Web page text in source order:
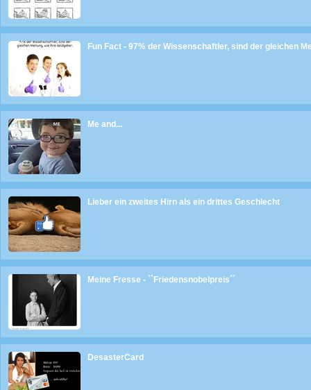
Fun Fact - 97% der Wissenschaftler, sind der gleichen
Me and...
Lieber ein zweites Hirn als ein drittes Geschlecht
Meine Fresse - ``Friedensnobelpreis´´
DesasterCard